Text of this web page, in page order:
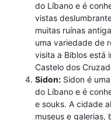
do Líbano e é
vistas
muitas ruínas
uma variedade de
visita a Biblos está
Castelo dos
Sidon: Sidon é
do Líbano e é
e souks. A cidade
museus e galerias,